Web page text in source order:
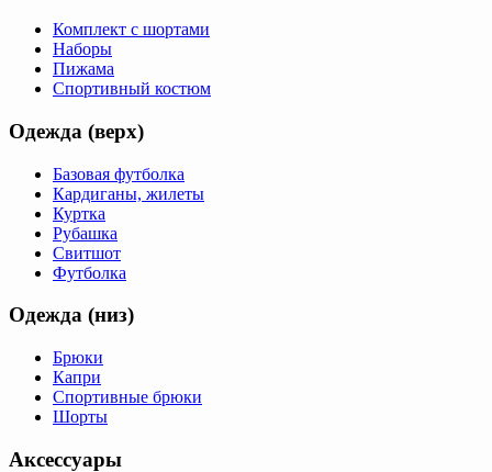
Комплект с шортами
Наборы
Пижама
Спортивный костюм
Одежда (верх)
Базовая футболка
Кардиганы, жилеты
Куртка
Рубашка
Свитшот
Футболка
Одежда (низ)
Брюки
Капри
Спортивные брюки
Шорты
Аксессуары